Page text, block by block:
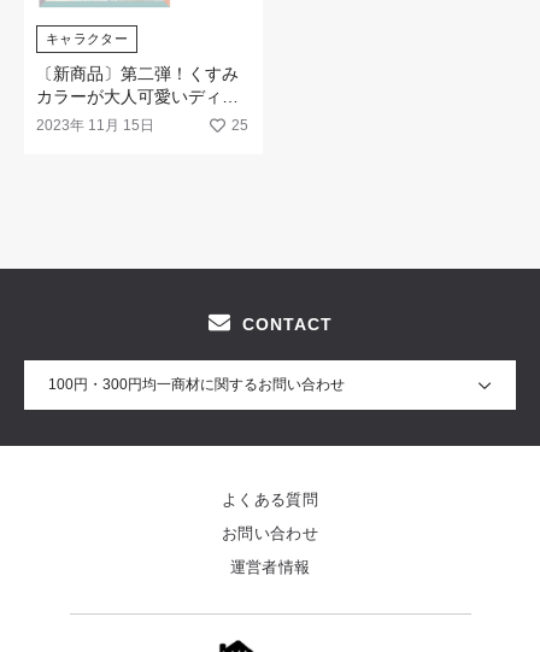
キャラクター
〔新商品〕第二弾！くすみ
カラーが大人可愛いディズ
ニーキャラクターシリーズ♪
2023年 11月 15日 25
CONTACT
100円・300円均一商材に関するお問い合わせ
よくある質問
お問い合わせ
運営者情報